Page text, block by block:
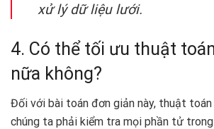
xử lý dữ liệu lưới.
4. Có thể tối ưu thuật
nữa không?
Đối với bài toán đơn giản này, thuật
chúng ta phải kiểm tra mọi phần tử trong